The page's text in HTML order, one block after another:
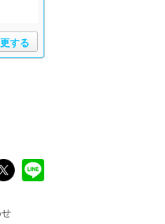
する